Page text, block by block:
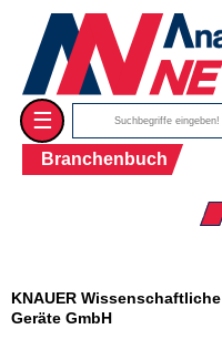
☰
Branchenbuch
☰ Firmenverzeichnis
KNAUER Wissenschaftliche
Geräte GmbH